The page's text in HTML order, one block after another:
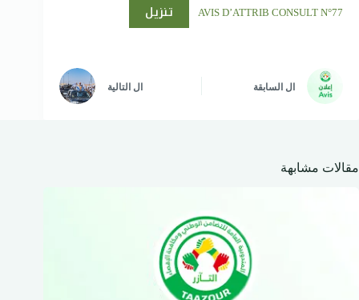
AVIS D’ATTRIB CONSULT N°77 تنزيل
ال السابقة ال التالية
مقالات مشابهة